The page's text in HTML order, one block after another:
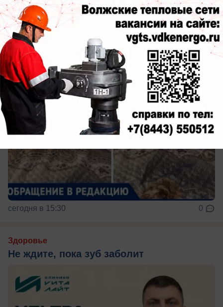
во время дождя: УК «Лада Дом»
бездействует
Потоп 4-ый месяц
сегодня в 15:30 0
Здоровье
Не ждите, пока зуб заболит